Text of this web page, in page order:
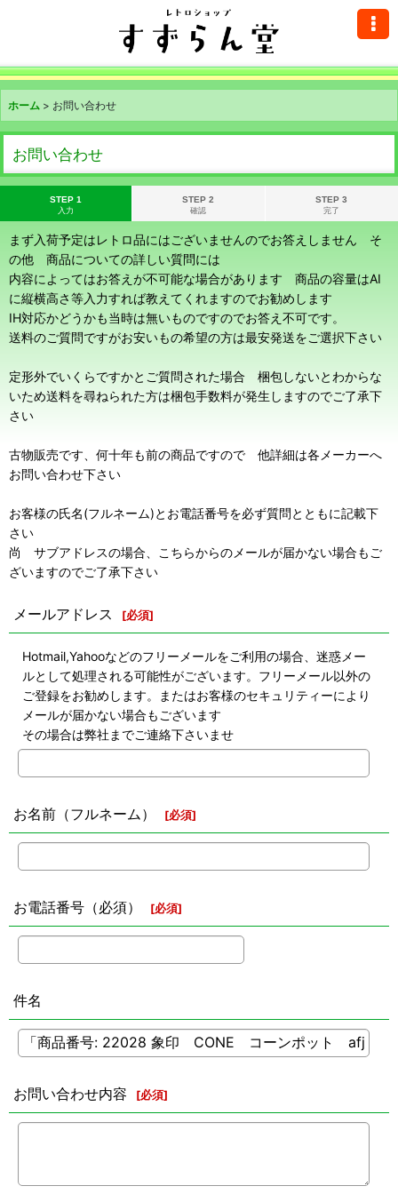
ホーム > お問い合わせ
お問い合わせ
STEP 1
入力
STEP 2
確認
STEP 3
完了
まず入荷予定はレトロ品にはございませんのでお答えしません そ
の他 商品についての詳しい質問には
内容によってはお答えが不可能な場合があります 商品の容量はAI
に縦横高さ等入力すれば教えてくれますのでお勧めします
IH対応かどうかも当時は無いものですのでお答え不可です。
送料のご質問ですがお安いもの希望の方は最安発送をご選択下さい
定形外でいくらですかとご質問された場合 梱包しないとわからな
いため送料を尋ねられた方は梱包手数料が発生しますのでご了承下
さい
古物販売です、何十年も前の商品ですので 他詳細は各メーカーへ
お問い合わせ下さい
お客様の氏名(フルネーム)とお電話番号を必ず質問とともに記載下
さい
尚 サブアドレスの場合、こちらからのメールが届かない場合もご
ざいますのでご了承下さい
メールアドレス [必須]
Hotmail,Yahooなどのフリーメールをご利用の場合、迷惑メー
ルとして処理される可能性がございます。フリーメール以外の
ご登録をお勧めします。またはお客様のセキュリティーにより
メールが届かない場合もございます
その場合は弊社までご連絡下さいませ
お名前（フルネーム） [必須]
お電話番号（必須） [必須]
件名
お問い合わせ内容 [必須]